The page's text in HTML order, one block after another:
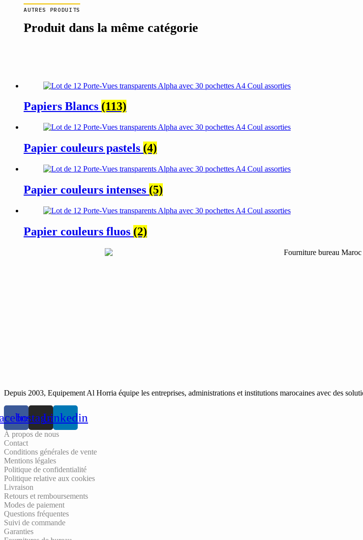
AUTRES PRODUITS
Produit dans la même catégorie
Papiers Blancs (113)
Papier couleurs pastels (4)
Papier couleurs intenses (5)
Papier couleurs fluos (2)
Depuis 2003, Equipement Al Horria équipe les entreprises, administrations et institutions marocaines avec des
InstagramLinkedin
À propos de nous
Contact
Conditions générales de vente
Mentions légales
Politique de confidentialité
Politique relative aux cookies
Livraison
Retours et remboursements
Modes de paiement
Questions fréquentes
Suivi de commande
Garanties